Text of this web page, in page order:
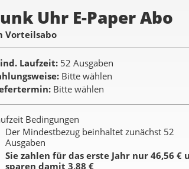
Uhr E-Paper Abo
Vorteilsabo
Laufzeit 52 Ausgaben
Bitte wählen
Bitte wählen
Bedingungen
Der Mindestbezug beinhaltet zunächst 52
Ausgaben
Sie zahlen für das erste Jahr nur 46,56 €
sparen damit 3,88 €